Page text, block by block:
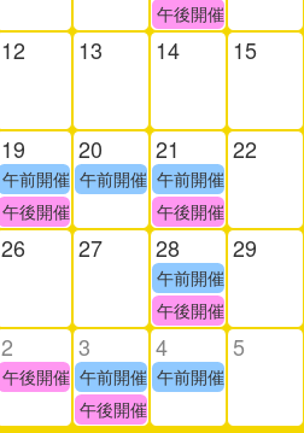
午後開催
12 13 14 15
19 20 21 22
午前開催 午前開催 午前開催
午後開催
午後開催
26 27 28 29
午前開催
午後開催
2 3 4 5
午後開催 午前開催 午前開催
午後開催